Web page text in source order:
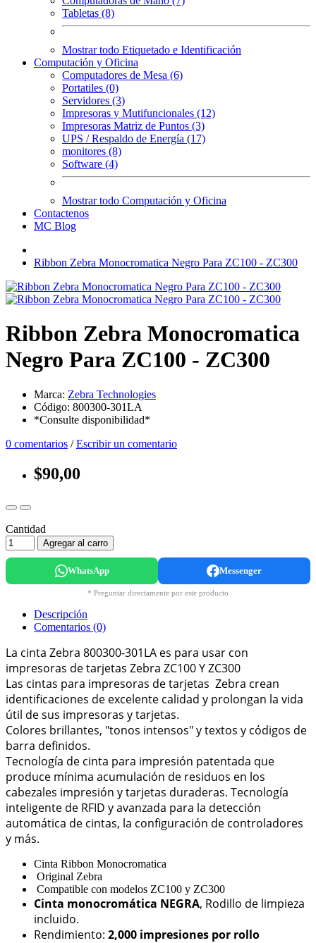
Tabletas (8)
Mostrar todo Etiquetado e Identificación
Computación y Oficina
Computadores de Mesa (6)
Portatiles (0)
Servidores (3)
Impresoras y Mutifuncionales (12)
Impresoras Matriz de Puntos (3)
UPS / Respaldo de Energía (17)
monitores (8)
Software (4)
Mostrar todo Computación y Oficina
Contactenos
MC Blog
Ribbon Zebra Monocromatica Negro Para ZC100 - ZC300
Ribbon Zebra Monocromatica
Negro Para ZC100 - ZC300
Marca: Zebra Technologies
Código: 800300-301LA
*Consulte disponibilidad*
0 comentarios /Escribir un comentario
$90,00
Cantidad
Agregar al carro
WhatsApp Messenger
* Preguntar directamente por este producto
Descripción
Comentarios (0)
La cinta Zebra 800300-301LA es para usar con
impresoras de tarjetas Zebra ZC100 Y ZC300
Las cintas para impresoras de tarjetas Zebra crean
identificaciones de excelente calidad y prolongan la vida
útil de sus impresoras y tarjetas.
Colores brillantes, "tonos intensos" y textos y códigos de
barra definidos.
Tecnología de cinta para impresión patentada que
produce mínima acumulación de residuos en los
cabezales impresión y tarjetas duraderas. Tecnología
inteligente de RFID y avanzada para la detección
automática de cintas, la configuración de controladores
y más.
Cinta Ribbon Monocromatica
Original Zebra
Compatible con modelos ZC100 y ZC300
Cinta monocromática NEGRA, Rodillo de limpieza
incluido.
Rendimiento: 2,000 impresiones por rollo